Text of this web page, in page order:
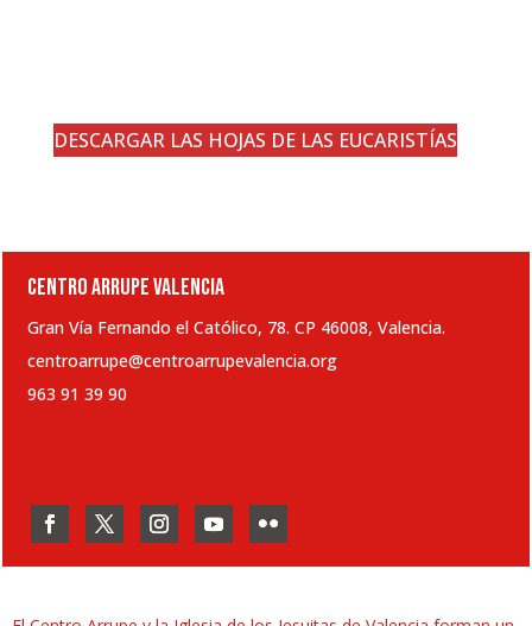
DESCARGAR LAS HOJAS DE LAS EUCARISTÍAS
CENTRO ARRUPE VALENCIA
Gran Vía Fernando el Católico, 78. CP 46008, Valencia.
centroarrupe@centroarrupevalencia.org
963 91 39 90